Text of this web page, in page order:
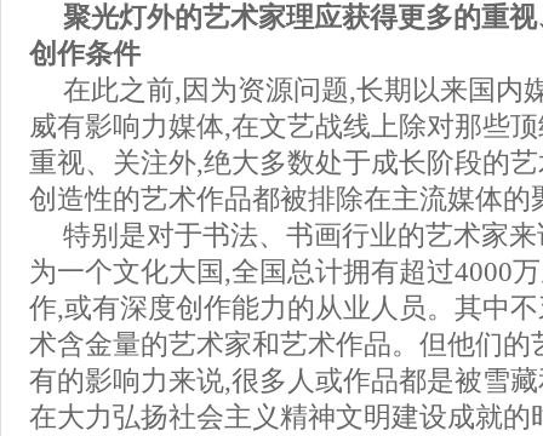
聚光灯外的艺术家理应获得更多的重
创作条件
在此之前,因为资源问题,长期以来国内
威有影响力媒体,在文艺战线上除对那些
重视、关注外,绝大多数处于成长阶段的
创造性的艺术作品都被排除在主流媒体的
特别是对于书法、书画行业的艺术家
为一个文化大国,全国总计拥有超过4000
作,或有深度创作能力的从业人员。其中
术含金量的艺术家和艺术作品。但他们的
有的影响力来说,很多人或作品都是被雪
在大力弘扬社会主义精神文明建设成就的